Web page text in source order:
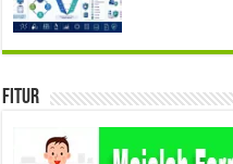
Fitur